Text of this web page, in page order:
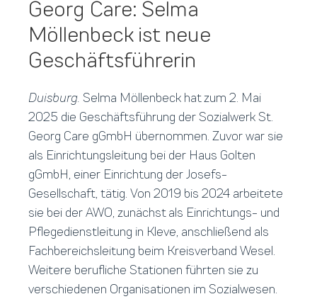
Georg Care: Selma
Möllenbeck ist neue
Geschäftsführerin
Duisburg. Selma Möllenbeck hat zum 2. Mai
2025 die Geschäftsführung der Sozialwerk St.
Georg Care gGmbH übernommen. Zuvor war sie
als Einrichtungsleitung bei der Haus Golten
gGmbH, einer Einrichtung der Josefs-
Gesellschaft, tätig. Von 2019 bis 2024 arbeitete
sie bei der AWO, zunächst als Einrichtungs- und
Pflegedienstleitung in Kleve, anschließend als
Fachbereichsleitung beim Kreisverband Wesel.
Weitere berufliche Stationen führten sie zu
verschiedenen Organisationen im Sozialwesen.